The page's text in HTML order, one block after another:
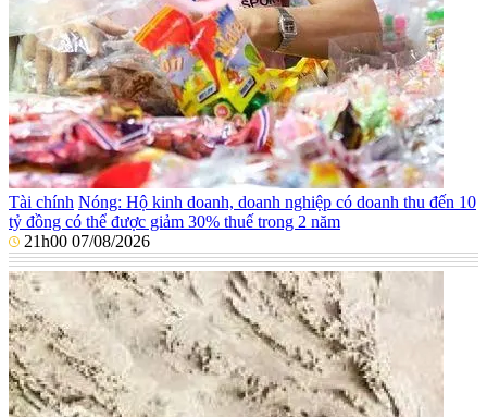
Tài chính Nóng: Hộ kinh doanh, doanh nghiệp có doanh thu đến 10
tỷ đồng có thể được giảm 30% thuế trong 2 năm
21h00 07/08/2026